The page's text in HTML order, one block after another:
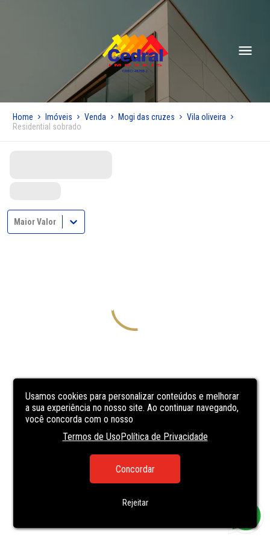
Usamos cookies para personalizar conteúdos e melhorar
a sua experiência no nosso site. Ao continuar navegando,
você concorda com o nosso
Termos de UsoPolítica de Privacidade
Concordar
Rejeitar
Home Imóveis Venda Mogi das cruzes
Vila oliveira
Residential sobrado
Maior Valor